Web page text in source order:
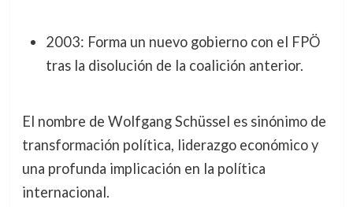
2003: Forma un nuevo gobierno con el FPÖ
tras la disolución de la coalición anterior.
El nombre de Wolfgang Schüssel es sinónimo de
transformación política, liderazgo económico y
una profunda implicación en la política
internacional.